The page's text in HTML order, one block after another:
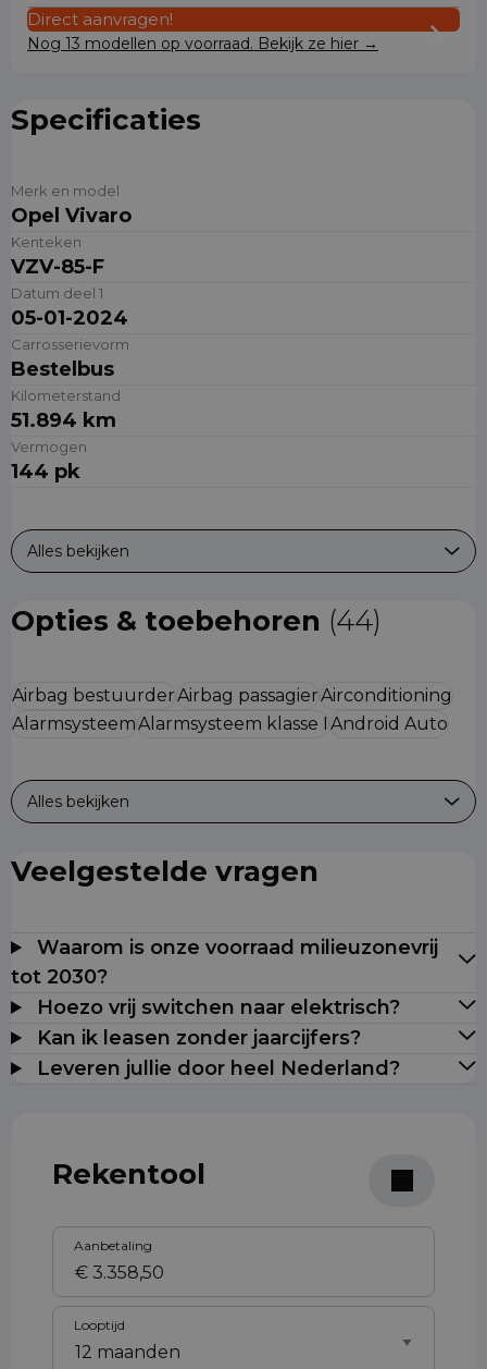
Direct aanvragen!
Nog 13 modellen op voorraad. Bekijk ze hier →
Specificaties
Merk en model
Opel Vivaro
Kenteken
VZV-85-F
Datum deel 1
05-01-2024
Carrosserievorm
Bestelbus
Kilometerstand
51.894 km
Vermogen
144 pk
Alles bekijken
Opties & toebehoren (44)
Airbag bestuurderAirbag passagierAirconditioning
AlarmsysteemAlarmsysteem klasse I Android Auto
Alles bekijken
Veelgestelde vragen
Waarom is onze voorraad milieuzonevrij
tot 2030?
Hoezo vrij switchen naar elektrisch?
Kan ik leasen zonder jaarcijfers?
Leveren jullie door heel Nederland?
Rekentool
Aanbetaling
Looptijd